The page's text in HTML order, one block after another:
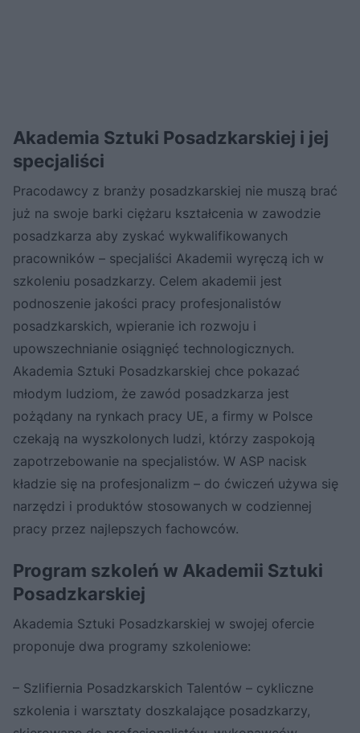
Akademia Sztuki Posadzkarskiej i jej
specjaliści
Pracodawcy z branży posadzkarskiej nie muszą brać
już na swoje barki ciężaru kształcenia w zawodzie
posadzkarza aby zyskać wykwalifikowanych
pracowników – specjaliści Akademii wyręczą ich w
szkoleniu posadzkarzy. Celem akademii jest
podnoszenie jakości pracy profesjonalistów
posadzkarskich, wpieranie ich rozwoju i
upowszechnianie osiągnięć technologicznych.
Akademia Sztuki Posadzkarskiej chce pokazać
młodym ludziom, że zawód posadzkarza jest
pożądany na rynkach pracy UE, a firmy w Polsce
czekają na wyszkolonych ludzi, którzy zaspokoją
zapotrzebowanie na specjalistów. W ASP nacisk
kładzie się na profesjonalizm – do ćwiczeń używa się
narzędzi i produktów stosowanych w codziennej
pracy przez najlepszych fachowców.
Program szkoleń w Akademii Sztuki
Posadzkarskiej
Akademia Sztuki Posadzkarskiej w swojej ofercie
proponuje dwa programy szkoleniowe:
– Szlifiernia Posadzkarskich Talentów – cykliczne
szkolenia i warsztaty doszkalające posadzkarzy,